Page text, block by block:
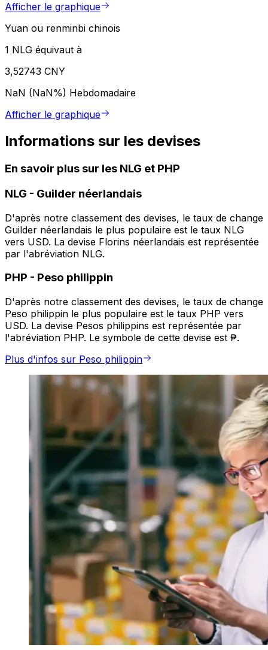
Afficher le graphique
Yuan ou renminbi chinois
1 NLG équivaut à
3,52743 CNY
NaN (NaN%) Hebdomadaire
Afficher le graphique
Informations sur les devises
En savoir plus sur les NLG et PHP
NLG - Guilder néerlandais
D'après notre classement des devises, le taux de change
Guilder néerlandais le plus populaire est le taux NLG
vers USD. La devise Florins néerlandais est représentée
par l'abréviation NLG.
PHP - Peso philippin
D'après notre classement des devises, le taux de change
Peso philippin le plus populaire est le taux PHP vers
USD. La devise Pesos philippins est représentée par
l'abréviation PHP. Le symbole de cette devise est ₱.
Plus d'infos sur Peso philippin